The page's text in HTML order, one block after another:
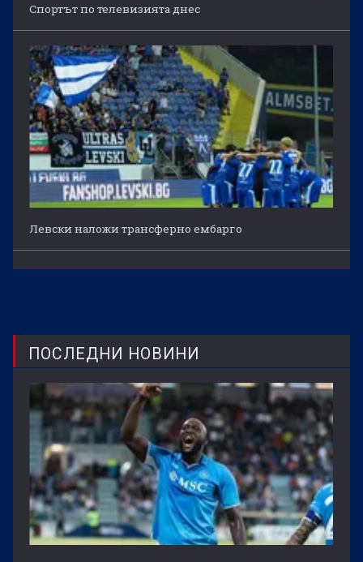
Спортът по телевизията днес
Левски наложи трансферно ембарго
ПОСЛЕДНИ НОВИНИ